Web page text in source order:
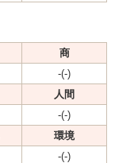
商
-(-)
人間
-(-)
環境
-(-)